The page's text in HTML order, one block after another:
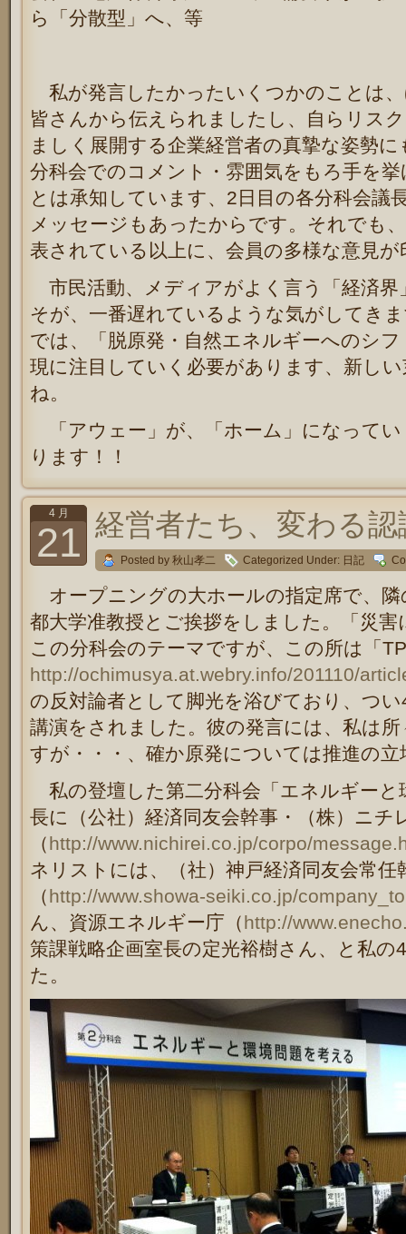
ら「分散型」へ、等
私が発言したかったいくつかのことは
皆さんから伝えられましたし、自らリス
ましく展開する企業経営者の真摯な姿勢
分科会でのコメント・雰囲気をもろ手を
とは承知しています、2日目の各分科会議
メッセージもあったからです。それでも
表されている以上に、会員の多様な意見
市民活動、メディアがよく言う「経済界
そが、一番遅れているような気がしてき
では、「脱原発・自然エネルギーへのシ
現に注目していく必要があります、新し
ね。
「アウェー」が、「ホーム」になって
ります！！
4 月
21 経営者たち、変わる認
Posted by 秋山孝二 Categorized Under: 日記
オープニングの大ホールの指定席で、隣
都大学准教授とご挨拶をしました。「災
この分科会のテーマですが、この所は「
http://ochimusya.at.webry.info/201110/
の反対論者として脚光を浴びており、つ
講演をされました。彼の発言には、私は
すが・・・、確か原発については推進の
私の登壇した第二分科会「エネルギーと
長に（公社）経済同友会幹事・（株）ニチ
（http://www.nichirei.co.jp/corpo/
ネリストには、（社）神戸経済同友会常任
（http://www.showa-seiki.co.jp/
ん、資源エネルギー庁（http://
策課戦略企画室長の定光裕樹さん、と私
た。